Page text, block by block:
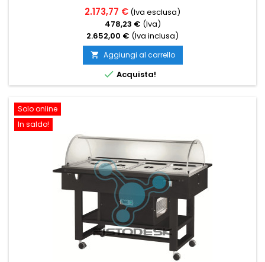
2.173,77 € (Iva esclusa)
478,23 € (Iva)
2.652,00 € (Iva inclusa)
 Aggiungi al carrello
 Acquista!
Solo online
In saldo!